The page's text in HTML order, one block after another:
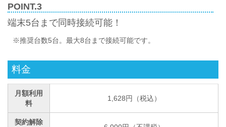
POINT.3
端末5台まで同時接続可能！
※推奨台数5台。最大8台まで接続可能です。
料金
月額利用
料
1,628円（税込）
契約解除